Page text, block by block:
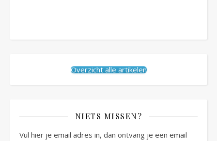
Overzicht alle artikelen
NIETS MISSEN?
Vul hier je email adres in, dan ontvang je een email